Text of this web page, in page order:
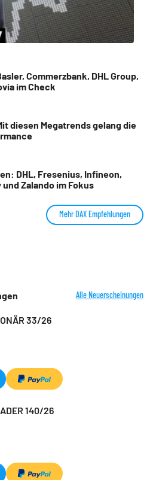
Commerzbank, DHL Group,
im Check
diesen Megatrends gelang die
DHL, Fresenius, Infineon,
Zalando im Fokus
Mehr DAX Empfehlungen
Alle Neuerscheinungen
33/26
140/26